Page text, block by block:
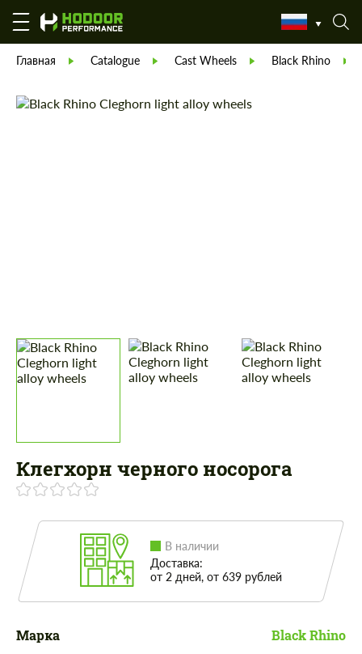
Главная Catalogue Cast Wheels Black Rhino
Клегхорн черного носорога
В наличии
Доставка:
от 2 дней, от 639 рублей
Марка Black Rhino